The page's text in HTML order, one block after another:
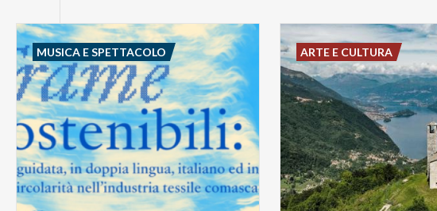
MUSICA E SPETTACOLO ARTE E CULTURA